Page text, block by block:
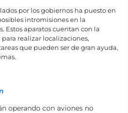
por los gobiernos ha puesto en
intromisiones en la
Estos aparatos cuentan con la
realizar localizaciones,
que pueden ser de gran ayuda,
operando con aviones no